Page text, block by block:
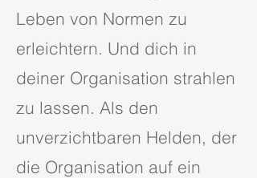
Leben von Normen zu
erleichtern. Und dich in
deiner Organisation strahlen
zu lassen. Als den
unverzichtbaren Helden, der
die Organisation auf ein